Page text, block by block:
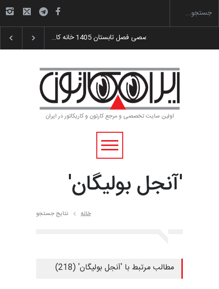
گزارش تصویری آیین اختتامیه و اهدای جوایز سوم…
اولین سایت تخصصی و مرجع کارتون و کاریکاتور در ایران
'آنجل بولیگان'
خانه نتایج جستجو
مطالب مرتبط با 'آنجل بولیگان' (218)